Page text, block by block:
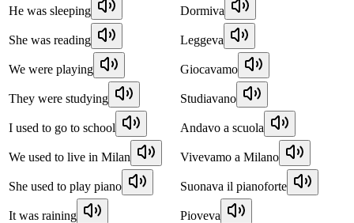
He was sleeping Dormiva
She was reading Leggeva
We were playing Giocavamo
They were studying Studiavano
I used to go to school Andavo a scuola
We used to live in Milan Vivevamo a Milano
She used to play piano Suonava il pianoforte
It was raining Pioveva